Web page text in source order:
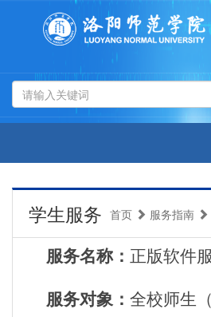
学生服务 首页 服务指南
服务名称： 正版软件
服务对象：全校师生